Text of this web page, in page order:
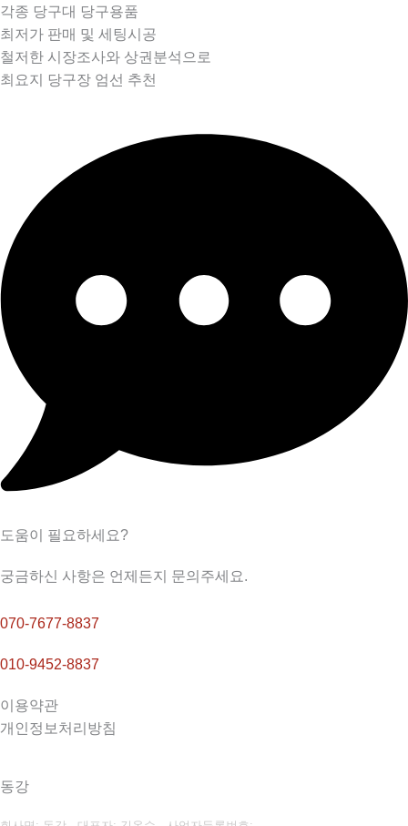
각종 당구대 당구용품
최저가 판매 및 세팅시공
철저한 시장조사와 상권분석으로
최요지 당구장 엄선 추천
도움이 필요하세요?
궁금하신 사항은 언제든지 문의주세요.
070-7677-8837
010-9452-8837
이용약관
개인정보처리방침
동강